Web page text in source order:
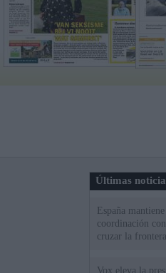
Últimas
España
coordinación
cruzar la
Vox eleva la